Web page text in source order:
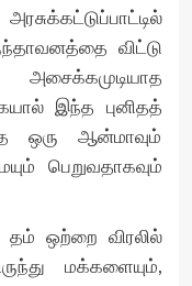
விட்டு
இந்த புனிதத்
ஒரு ஆன்மாவும்
பெறுவதாகவும்
ஒற்றை விரலில்
மக்களையும்,